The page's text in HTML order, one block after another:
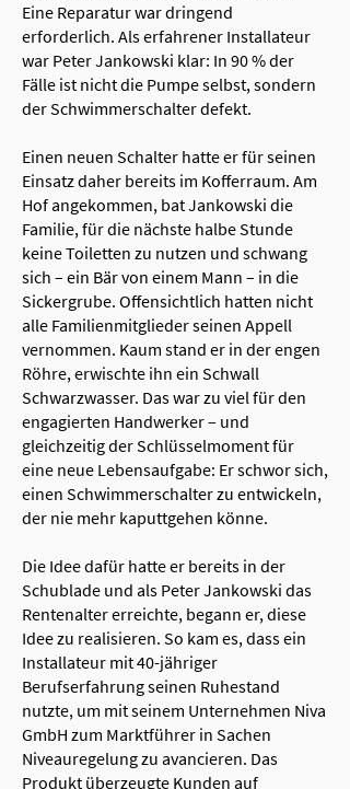
Eine Reparatur war dringend
erforderlich. Als erfahrener Installateur
war Peter Jankowski klar: In 90 % der
Fälle ist nicht die Pumpe selbst, sondern
der Schwimmerschalter defekt.
Einen neuen Schalter hatte er für seinen
Einsatz daher bereits im Kofferraum. Am
Hof angekommen, bat Jankowski die
Familie, für die nächste halbe Stunde
keine Toiletten zu nutzen und schwang
sich – ein Bär von einem Mann – in die
Sickergrube. Offensichtlich hatten nicht
alle Familienmitglieder seinen Appell
vernommen. Kaum stand er in der engen
Röhre, erwischte ihn ein Schwall
Schwarzwasser. Das war zu viel für den
engagierten Handwerker – und
gleichzeitig der Schlüsselmoment für
eine neue Lebensaufgabe: Er schwor sich,
einen Schwimmerschalter zu entwickeln,
der nie mehr kaputtgehen könne.
Die Idee dafür hatte er bereits in der
Schublade und als Peter Jankowski das
Rentenalter erreichte, begann er, diese
Idee zu realisieren. So kam es, dass ein
Installateur mit 40-jähriger
Berufserfahrung seinen Ruhestand
nutzte, um mit seinem Unternehmen Niva
GmbH zum Marktführer in Sachen
Niveauregelung zu avancieren. Das
Produkt überzeugte Kunden auf